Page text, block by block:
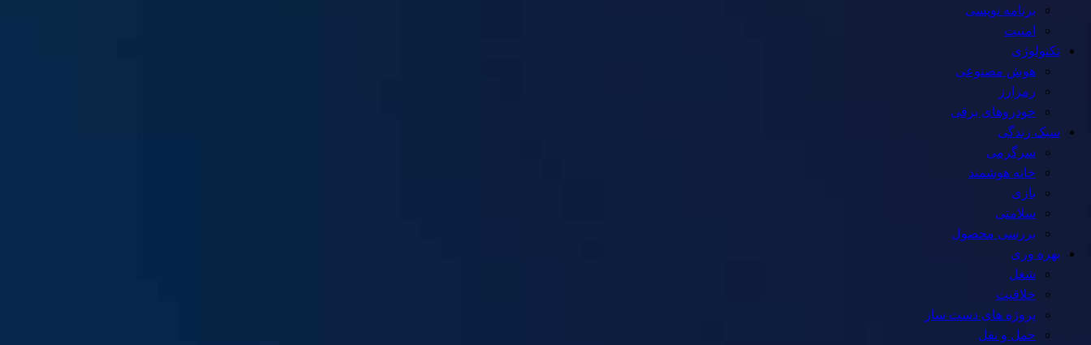
برنامه نویسی
امنیت
تکنولوژی
هوش مصنوعی
رمزارز
خودروهای برقی
سبک زندگی
سرگرمی
خانه هوشمند
بازی
سلامتی
بررسی محصول
بهره وری
شغل
خلاقیت
پروژه های دست ساز
حمل و نقل